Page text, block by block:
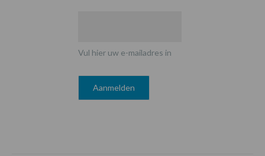
Vul hier uw e-mailadres in